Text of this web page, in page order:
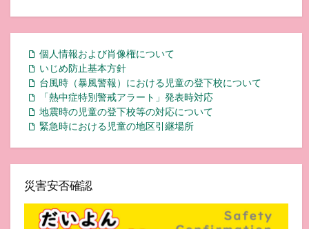
個人情報および肖像権について
いじめ防止基本方針
台風時（暴風警報）における児童の登下校について
「熱中症特別警戒アラート」発表時対応
地震時の児童の登下校等の対応について
緊急時における児童の地区引継場所
災害安否確認